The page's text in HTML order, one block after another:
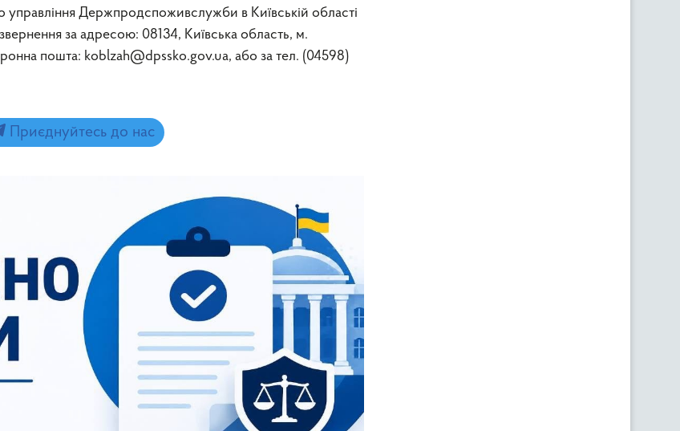
управління Держпродспоживслужби в Київській області
за адресою: 08134, Київська область, м.
пошта: koblzah@dpssko.gov.ua, або за тел. (04598)
Приєднуйтесь до нас